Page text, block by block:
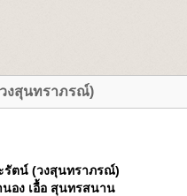
งสุนทราภรณ์)
รัตน์ (วงสุนทราภรณ์)
อง เอื้อ สุนทรสนาน